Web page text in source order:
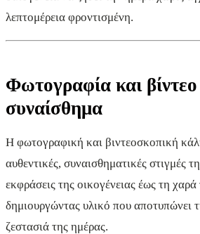
λεπτομέρεια φροντισμένη.
Φωτογραφία και
συναίσθημα
Η φωτογραφική και βιντεοσκοπική
αυθεντικές, συναισθηματικές στιγμές
εκφράσεις της οικογένειας έως τη
δημιουργώντας υλικό που αποτυπώνει
ζεστασιά της ημέρας.